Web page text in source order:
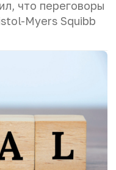
что переговоры
Myers Squibb